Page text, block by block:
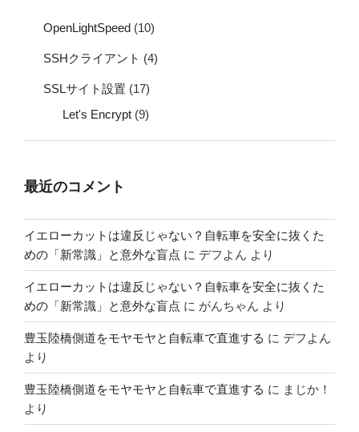
OpenLightSpeed (10)
SSHクライアント (4)
SSLサイト設置 (17)
Let's Encrypt (9)
最近のコメント
イエローカットは違反じゃない？自転車を安全に抜くた
めの「新常識」と意外な盲点 に デフよん より
イエローカットは違反じゃない？自転車を安全に抜くた
めの「新常識」と意外な盲点 に がんちゃん より
豊玉陸橋側道をモヤモヤと自転車で直進する に デフよん
より
豊玉陸橋側道をモヤモヤと自転車で直進する に まじか！
より